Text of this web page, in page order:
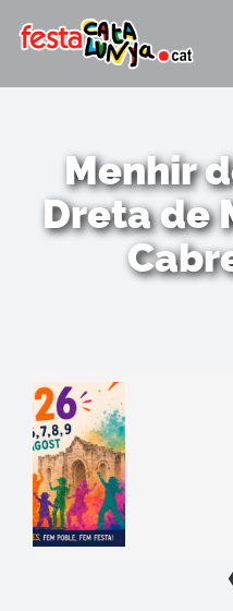
Menhir
Dreta de